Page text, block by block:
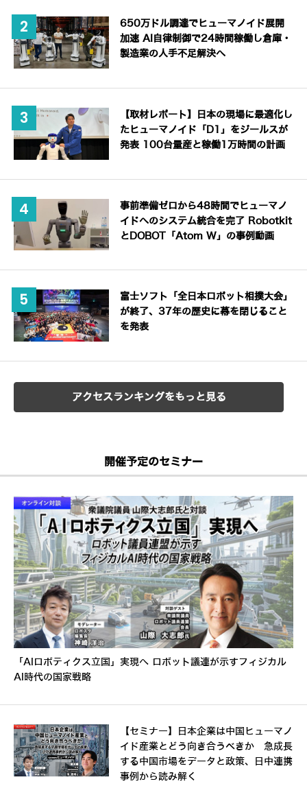
650万ドル調達でヒューマノイド展開
加速 AI自律制御で24時間稼働し倉庫・
製造業の人手不足解決へ
【取材レポート】日本の現場に最適化し
たヒューマノイド「D1」をジールスが
発表 100台量産と稼働1万時間の計画
事前準備ゼロから48時間でヒューマノ
イドへのシステム統合を完了 Robotkit
とDOBOT「Atom W」の事例動画
富士ソフト「全日本ロボット相撲大会」
が終了、37年の歴史に幕を閉じること
を発表
アクセスランキングをもっと見る
開催予定のセミナー
「AIロボティクス立国」実現へ ロボット議連が示すフィジカル
AI時代の国家戦略
【セミナー】日本企業は中国ヒューマノ
イド産業とどう向き合うべきか 急成長
する中国市場をデータと政策、日中連携
事例から読み解く